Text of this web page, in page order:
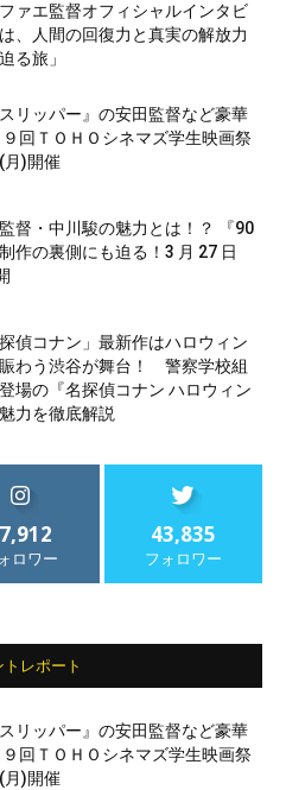
ァエ監督オフィシャルインタビ
、人間の回復力と真実の解放力
る旅」
スリッパー』の安田監督など豪華
回ＴＯＨＯシネマズ学生映画祭
月)開催
督・中川駿の魅力とは！？ 『90
作の裏側にも迫る！3 月 27 日
偵コナン」最新作はハロウィン
わう渋谷が舞台！ 警察学校組
場の『名探偵コナン ハロウィン
力を徹底解説
ロワー
43,835
フォロワー
トレポート
スリッパー』の安田監督など豪華
回ＴＯＨＯシネマズ学生映画祭
月)開催